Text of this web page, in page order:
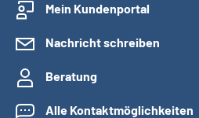
Mein Kundenportal
Nachricht schreiben
Beratung
Alle Kontaktmöglichkeiten